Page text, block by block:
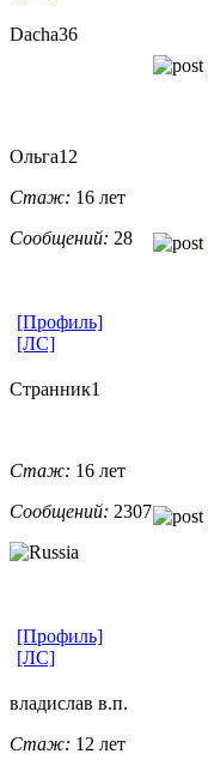
Dacha36
Ольга12
Стаж: 16 лет
Сообщений: 28
[Профиль]
[ЛС]
Странник1
Стаж: 16 лет
Сообщений: 2307
[Профиль]
[ЛС]
владислав в.п.
Стаж: 12 лет